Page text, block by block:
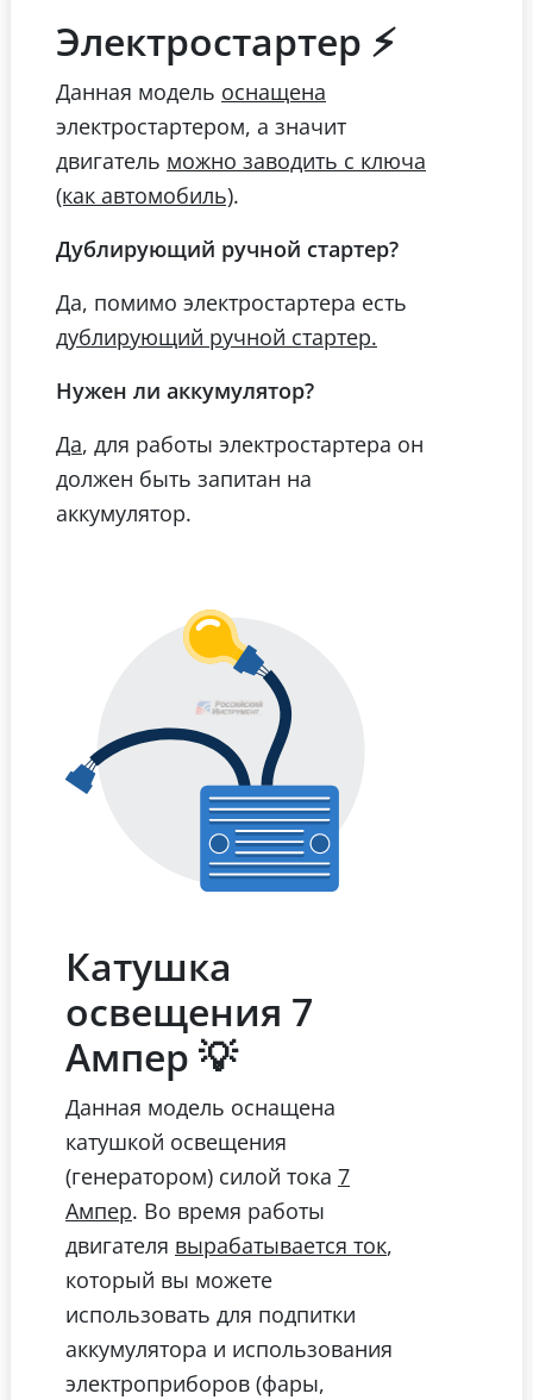
Электростартер ⚡
Данная модель оснащена
электростартером, а значит
двигатель можно заводить с ключа
(как автомобиль).
Дублирующий ручной стартер?
Да, помимо электростартера есть
дублирующий ручной стартер.
Нужен ли аккумулятор?
Да, для работы электростартера он
должен быть запитан на
аккумулятор.
Катушка
освещения 7
Ампер 💡
Данная модель оснащена
катушкой освещения
(генератором) силой тока 7
Ампер. Во время работы
двигателя вырабатывается ток,
который вы можете
использовать для подпитки
аккумулятора и использования
электроприборов (фары,